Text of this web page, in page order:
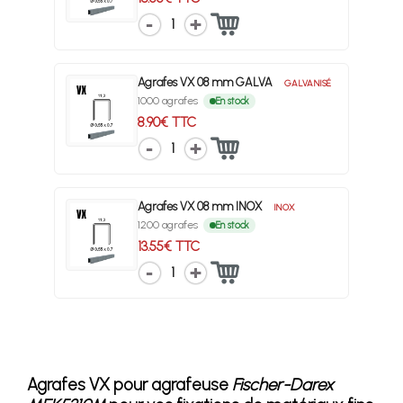
1
Agrafes VX 08 mm GALVA GALVANISÉ
1000 agrafes En stock
8.90€ TTC
1
Agrafes VX 08 mm INOX INOX
1200 agrafes En stock
13.55€ TTC
1
Agrafes VX pour agrafeuse Fischer-Darex